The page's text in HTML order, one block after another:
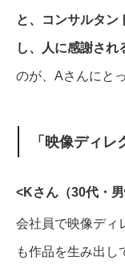
と、コンサルタン
し、人に感謝され
のが、Aさんにと
「映像ディ
<Kさん（30代・
会社員で映像ディ
も作品を生み出し